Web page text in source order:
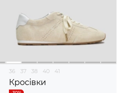
36 37 38 40 41
Кросівки